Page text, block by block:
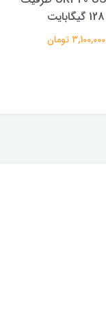
128 گیگابایت
3,100,000 تومان